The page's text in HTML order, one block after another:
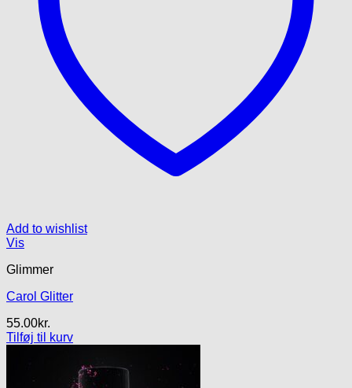
Add to wishlist
Vis
Glimmer
Carol Glitter
55.00kr.
Tilføj til kurv